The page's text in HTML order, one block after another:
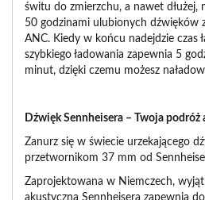
świtu do zmierzchu, a nawet dłużej,
50 godzinami ulubionych dźwięków
ANC. Kiedy w końcu nadejdzie czas
szybkiego ładowania zapewnia 5
minut, dzięki czemu możesz
Dźwięk Sennheisera – Twoja podróż
Zanurz się w świecie urzekającego
przetwornikom 37 mm od
Zaprojektowana w Niemczech,
akustyczna Sennheisera zapewnia